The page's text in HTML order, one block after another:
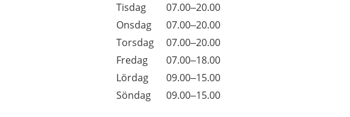
Tisdag
07.00–20.00
Onsdag
07.00–20.00
Torsdag
07.00–20.00
Fredag
07.00–18.00
Lördag
09.00–15.00
Söndag
09.00–15.00